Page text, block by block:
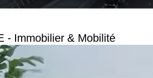
- Immobilier & Mobilité